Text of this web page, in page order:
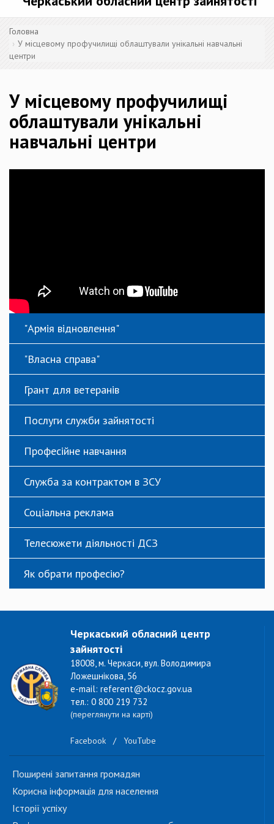
Головна
У місцевому профучилищі облаштували унікальні навчальні
центри
У місцевому профучилищі
облаштували унікальні
навчальні центри
"Армія відновлення"
"Власна справа"
Грант для ветеранів
Послуги служби зайнятості
Професійне навчання
Служба за контрактом в ЗСУ
Соціальна реклама
Телесюжети діяльності ДСЗ
Як обрати професію?
Черкаський обласний центр
зайнятості
18008, м. Черкаси, вул. Володимира
Ложешнікова, 56
e-mail: referent@ckocz.gov.ua
тел.: 0 800 219 732
(переглянути на карті)
Facebook / YouTube
Поширені запитання громадян
Корисна інформація для населення
Історії успіху